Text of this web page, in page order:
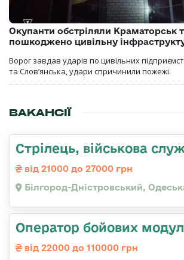
Окупанти обстріляли Краматорськ
пошкоджено цивільну
Ворог завдав ударів по цивільних
та Слов’янська, удари спричинили пожежі.
ВАКАНСІЇ
Стрілець, військова
від 21000 до 27000 грн
Білгород-Дністровський,
Оператор бойових
від 22000 до 110000 грн